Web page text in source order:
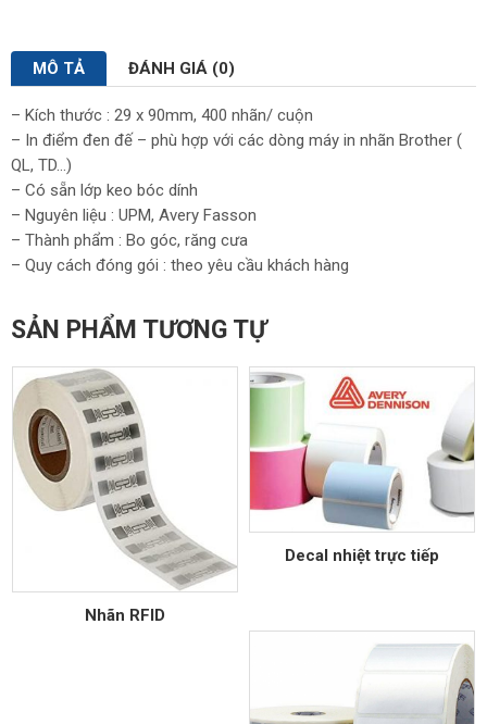
MÔ TẢ ĐÁNH GIÁ (0)
– Kích thước : 29 x 90mm, 400 nhãn/ cuộn
– In điểm đen đế – phù hợp với các dòng máy in nhãn Brother (
QL, TD…)
– Có sẵn lớp keo bóc dính
– Nguyên liệu : UPM, Avery Fasson
– Thành phẩm : Bo góc, răng cưa
– Quy cách đóng gói : theo yêu cầu khách hàng
SẢN PHẨM TƯƠNG TỰ
Nhãn RFID
Decal nhiệt trực tiếp